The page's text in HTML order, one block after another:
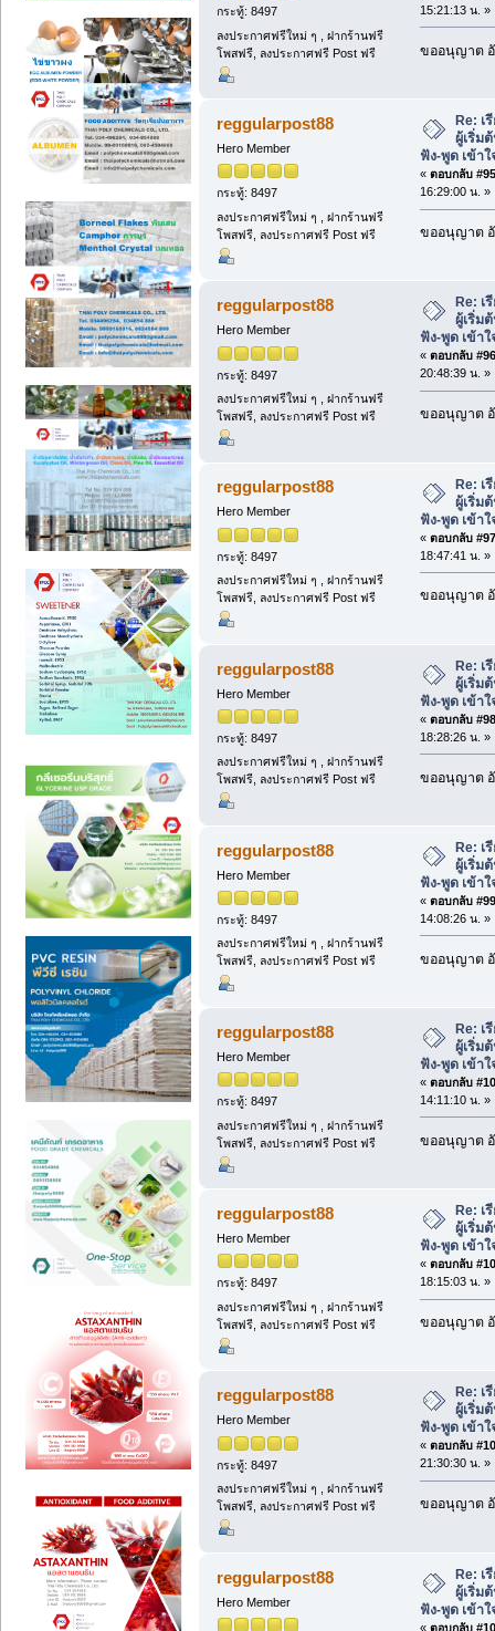
กระทู้: 8497
ลงประกาศฟรีใหม่ ๆ , ฝากร้านฟรี
โพสฟรี, ลงประกาศฟรี Post ฟรี
15:21:13 น. »
ขออนุญาต
reggularpost88
Hero Member
กระทู้: 8497
ลงประกาศฟรีใหม่ ๆ , ฝากร้านฟรี
โพสฟรี, ลงประกาศฟรี Post ฟรี
Re: เ
ผู้เริ่ม
ฟัง-พูด เข้าใ
« ตอบกลับ
16:29:00 น. »
ขออนุญาต
reggularpost88
Hero Member
กระทู้: 8497
ลงประกาศฟรีใหม่ ๆ , ฝากร้านฟรี
โพสฟรี, ลงประกาศฟรี Post ฟรี
Re: เ
ผู้เริ่ม
ฟัง-พูด เข้าใ
« ตอบกลับ
20:48:39 น. »
ขออนุญาต
reggularpost88
Hero Member
กระทู้: 8497
ลงประกาศฟรีใหม่ ๆ , ฝากร้านฟรี
โพสฟรี, ลงประกาศฟรี Post ฟรี
Re: เ
ผู้เริ่ม
ฟัง-พูด เข้าใ
« ตอบกลับ
18:47:41 น. »
ขออนุญาต
reggularpost88
Hero Member
กระทู้: 8497
ลงประกาศฟรีใหม่ ๆ , ฝากร้านฟรี
โพสฟรี, ลงประกาศฟรี Post ฟรี
Re: เ
ผู้เริ่ม
ฟัง-พูด เข้าใ
« ตอบกลับ
18:28:26 น. »
ขออนุญาต
reggularpost88
Hero Member
กระทู้: 8497
ลงประกาศฟรีใหม่ ๆ , ฝากร้านฟรี
โพสฟรี, ลงประกาศฟรี Post ฟรี
Re: เ
ผู้เริ่ม
ฟัง-พูด เข้าใ
« ตอบกลับ
14:08:26 น. »
ขออนุญาต
reggularpost88
Hero Member
กระทู้: 8497
ลงประกาศฟรีใหม่ ๆ , ฝากร้านฟรี
โพสฟรี, ลงประกาศฟรี Post ฟรี
Re: เ
ผู้เริ่ม
ฟัง-พูด เข้าใ
« ตอบกลับ
14:11:10 น. »
ขออนุญาต
reggularpost88
Hero Member
กระทู้: 8497
ลงประกาศฟรีใหม่ ๆ , ฝากร้านฟรี
โพสฟรี, ลงประกาศฟรี Post ฟรี
Re: เ
ผู้เริ่ม
ฟัง-พูด เข้าใ
« ตอบกลับ
18:15:03 น. »
ขออนุญาต
reggularpost88
Hero Member
กระทู้: 8497
ลงประกาศฟรีใหม่ ๆ , ฝากร้านฟรี
โพสฟรี, ลงประกาศฟรี Post ฟรี
Re: เ
ผู้เริ่ม
ฟัง-พูด เข้าใ
« ตอบกลับ
21:30:30 น. »
ขออนุญาต
reggularpost88
Hero Member
Re: เ
ผู้เริ่ม
ฟัง-พูด เข้าใ
« ตอบกลับ